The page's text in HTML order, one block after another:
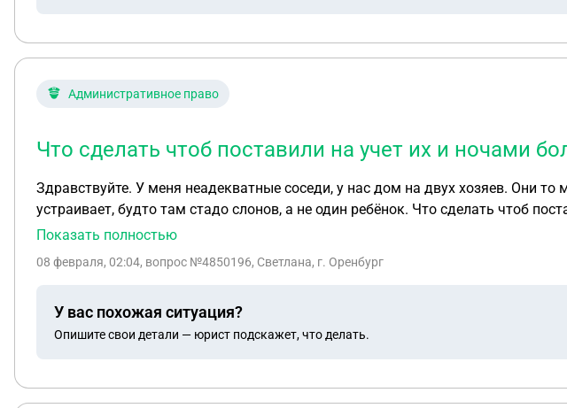
Административное право
Что сделать чтоб поставили на учет их и ночами
Здравствуйте. У меня неадекватные соседи, у нас дом на двух хозяев. Они
устраивает, будто там стадо слонов, а не один ребёнок. Что сделать чтоб
в ответ "глава" их семьи пришел пьяный со мной разбираться, благо не одна
Показать полностью
08 февраля, 02:04, вопрос №4850196, Светлана, г. Оренбург
У вас похожая ситуация?
Опишите свои детали — юрист подскажет, что делать.